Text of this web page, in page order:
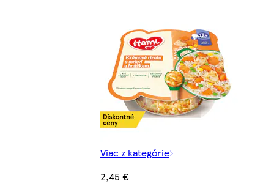
Viac z kategórie
2,45 €